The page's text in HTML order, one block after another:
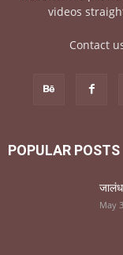
videos
Contact
POPULAR POSTS
May